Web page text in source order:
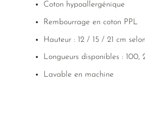
Coton hypoallergénique
Rembourrage en coton PPL
Hauteur : 12 / 15 / 21 cm
Longueurs disponibles :
Lavable en machine